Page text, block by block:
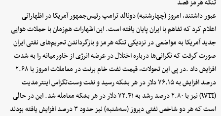
تنگه هرمز قصد
عبور داشتند، امروز (چهارشنبه) دونالد ترامپ رئیس‌جمهور آمریکا در اظهاراتی
اعلام کرد که تفاهم با ایران پایان یافته است. این اظهارات هم‌زمان با حملات هوایی
جدید آمریکا به مواضعی در نزدیکی تنگه هرمز و بازگرداندن تحریم‌های نفتی ایران
صورت گرفت که نگرانی‌ها درباره اختلال در عرضه انرژی از خاورمیانه را به شدت
افزایش داد .در پی این تحولات، قیمت نفت خام برنت در معاملات امروز با ۲.۶۸
درصد افزایش به ۷۶.۱۵ دلار در هر بشکه رسید و نفت وست‌تگزاس اینترمدیت
(WTI) نیز با ۲.۸۰ درصد رشد به ۷۲.۴۱ دلار در هر بشکه معامله شد. این در حالی
است که هر دو شاخص نفتی دیروز (سه‌شنبه) نیز حدود ۳ درصد افزایش یافته بودند